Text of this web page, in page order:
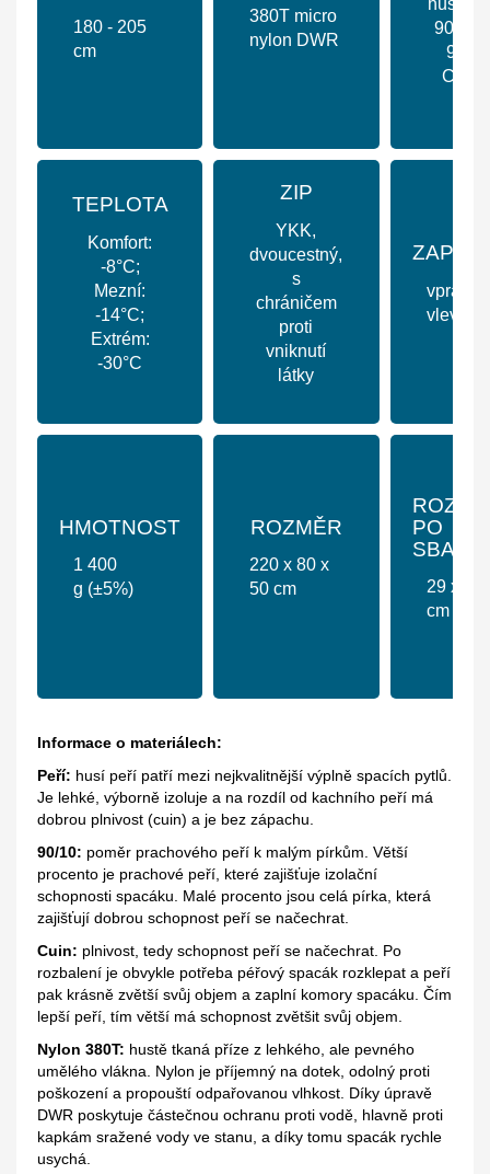
180 - 205
cm
380T micro
nylon DWR
husí
90/10 -
900
Cuin
TEPLOTA
Komfort:
-8°C;
Mezní:
-14°C;
Extrém:
-30°C
ZIP
YKK,
dvoucestný,
s
chráničem
proti
vniknutí
látky
vpravo /
vlevo
HMOTNOST
1 400
g (±5%)
ROZMĚR
220 x 80 x
50 cm
PO
29 x 25
cm
Informace o materiálech:
Peří: husí peří patří mezi nejkvalitnější výplně spacích pytlů.
Je lehké, výborně izoluje a na rozdíl od kachního peří má
dobrou plnivost (cuin) a je bez zápachu.
90/10: poměr prachového peří k malým pírkům. Větší
procento je prachové peří, které zajišťuje izolační
schopnosti spacáku. Malé procento jsou celá pírka, která
zajišťují dobrou schopnost peří se načechrat.
Cuin: plnivost, tedy schopnost peří se načechrat. Po
rozbalení je obvykle potřeba péřový spacák rozklepat a peří
pak krásně zvětší svůj objem a zaplní komory spacáku. Čím
lepší peří, tím větší má schopnost zvětšit svůj objem.
Nylon 380T: hustě tkaná příze z lehkého, ale pevného
umělého vlákna. Nylon je příjemný na dotek, odolný proti
poškození a propouští odpařovanou vlhkost. Díky úpravě
DWR poskytuje částečnou ochranu proti vodě, hlavně proti
kapkám sražené vody ve stanu, a díky tomu spacák rychle
usychá.